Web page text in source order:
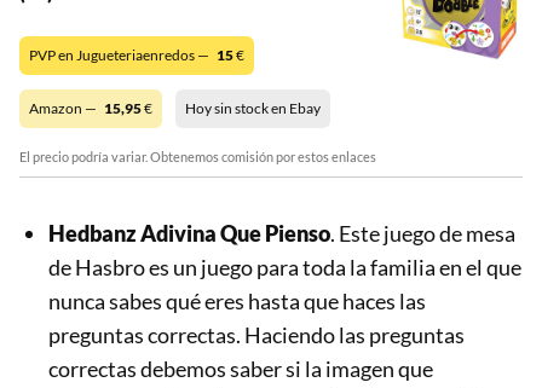
PVP en Jugueteriaenredos — 15€
Amazon — 15,95€ Hoy sin stock en Ebay
El precio podría variar. Obtenemos comisión por estos enlaces
Hedbanz Adivina Que Pienso. Este juego de mesa
de Hasbro es un juego para toda la familia en el que
nunca sabes qué eres hasta que haces las
preguntas correctas. Haciendo las preguntas
correctas debemos saber si la imagen que